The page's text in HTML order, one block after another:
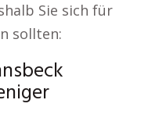
Sie sich für
sollten: